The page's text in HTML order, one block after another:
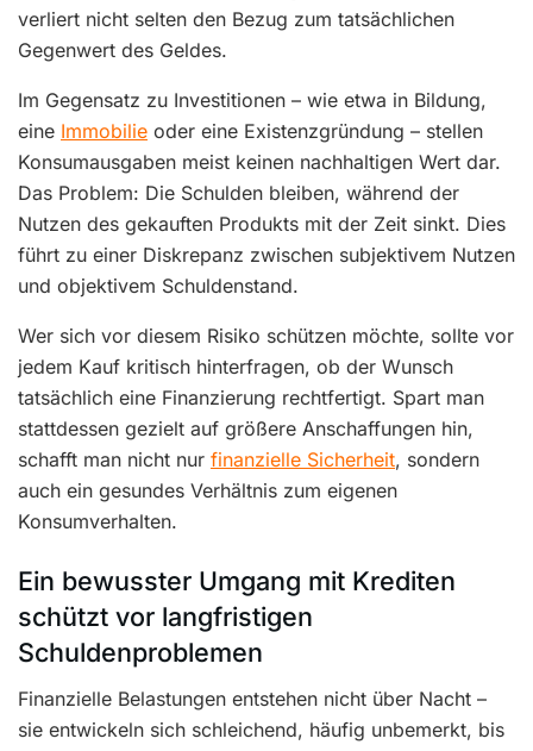
verliert nicht selten den Bezug zum tatsächlichen
Gegenwert des Geldes.
Im Gegensatz zu Investitionen – wie etwa in Bildung,
eine Immobilie oder eine Existenzgründung – stellen
Konsumausgaben meist keinen nachhaltigen Wert dar.
Das Problem: Die Schulden bleiben, während der
Nutzen des gekauften Produkts mit der Zeit sinkt. Dies
führt zu einer Diskrepanz zwischen subjektivem Nutzen
und objektivem Schuldenstand.
Wer sich vor diesem Risiko schützen möchte, sollte vor
jedem Kauf kritisch hinterfragen, ob der Wunsch
tatsächlich eine Finanzierung rechtfertigt. Spart man
stattdessen gezielt auf größere Anschaffungen hin,
schafft man nicht nur finanzielle Sicherheit, sondern
auch ein gesundes Verhältnis zum eigenen
Konsumverhalten.
Ein bewusster Umgang mit Krediten
schützt vor langfristigen
Schuldenproblemen
Finanzielle Belastungen entstehen nicht über Nacht –
sie entwickeln sich schleichend, häufig unbemerkt, bis